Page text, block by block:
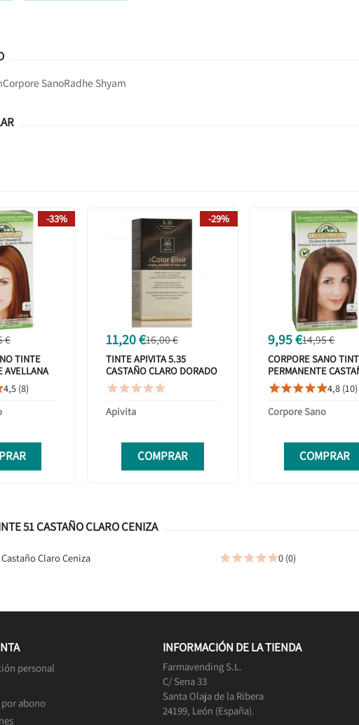
Corpore SanoRadhe Shyam
€
TINTE
AVELLANA
4,5 (8)
-33%
11,20 €16,00 €
TINTE APIVITA 5.35
CASTAÑO CLARO DORADO
CAOBA

Apivita
COMPRAR
-29%
9,95 €14,95 €
CORPORE SANO
PERMANENTE
CLARO 5 140ML
4,8 (10)
Corpore Sano
COMPRAR
51 CASTAÑO CLARO CENIZA
Claro Ceniza 0 (0)
personal
por abono
INFORMACIÓN DE LA TIENDA
Farmavending S.L.
C/ Sena 33
Santa Olaja de la Ribera
24199, León (España).